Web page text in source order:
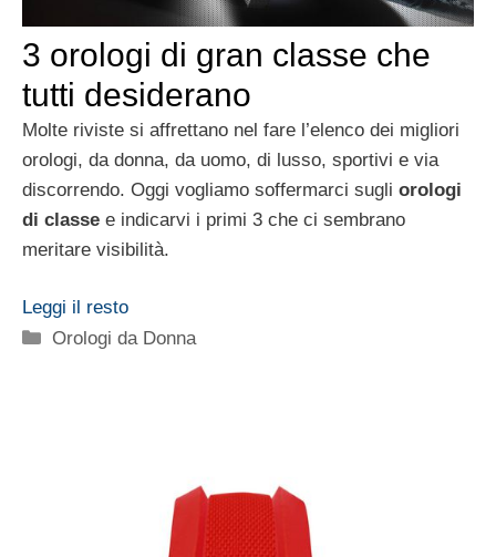
3 orologi di gran classe che
tutti desiderano
Molte riviste si affrettano nel fare l’elenco dei migliori
orologi, da donna, da uomo, di lusso, sportivi e via
discorrendo. Oggi vogliamo soffermarci sugli orologi
di classe e indicarvi i primi 3 che ci sembrano
meritare visibilità.
Leggi il resto
Categorie
Orologi da Donna